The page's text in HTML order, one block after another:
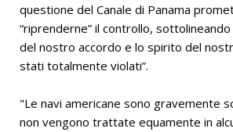
questione del Canale di Panama
“riprenderne” il controllo, sottolineando
del nostro accordo e lo spirito del
stati totalmente violati”.
"Le navi americane sono gravemente
non vengono trattate equamente in